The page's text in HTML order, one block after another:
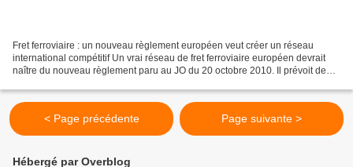
Fret ferroviaire : un nouveau règlement européen veut créer un réseau
international compétitif Un vrai réseau de fret ferroviaire européen devrait
naître du nouveau règlement paru au JO du 20 octobre 2010. Il prévoit de
< Page précédente Page suivante >
Hébergé par Overblog